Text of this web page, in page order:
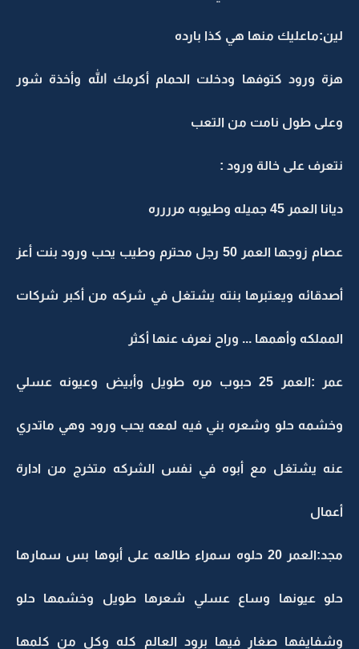
لين:ماعليك منها هي كذا بارده
هزة ورود كتوفها ودخلت الحمام أكرمك الله وأخذة شور
وعلى طول نامت من التعب
نتعرف على خالة ورود :
ديانا العمر 45 جميله وطيوبه مرررره
عصام زوجها العمر 50 رجل محترم وطيب يحب ورود بنت أعز
أصدقائه ويعتبرها بنته يشتغل في شركه من أكبر شركات
المملكه وأهمها ... وراح نعرف عنها أكثر
عمر :العمر 25 حبوب مره طويل وأبيض وعيونه عسلي
وخشمه حلو وشعره بني فيه لمعه يحب ورود وهي ماتدري
عنه يشتغل مع أبوه في نفس الشركه متخرج من ادارة
أعمال
مجد:العمر 20 حلوه سمراء طالعه على أبوها بس سمارها
حلو عيونها وساع عسلي شعرها طويل وخشمها حلو
وشفايفها صغار فيها برود العالم كله وكل من كلمها